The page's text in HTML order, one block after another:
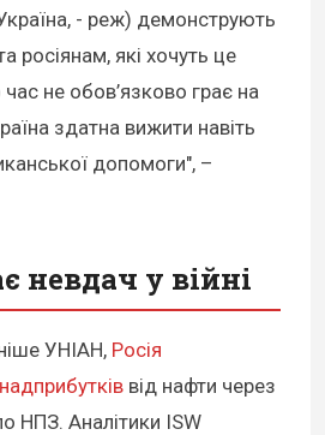
- реж) демонструють
росіянам, які хочуть це
не обов’язково грає на
здатна вижити навіть
допомоги", –
невдач у війні
УНІАН, Росія
від нафти через
НПЗ. Аналітики ISW